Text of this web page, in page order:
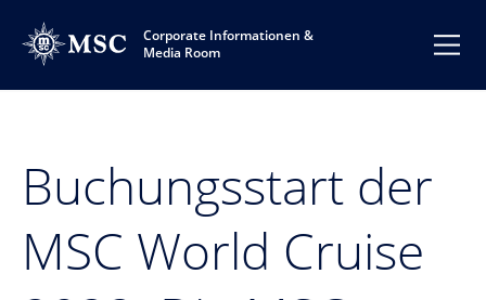
Corporate Informationen &
Media Room
Buchungsstart der
MSC World Cruise